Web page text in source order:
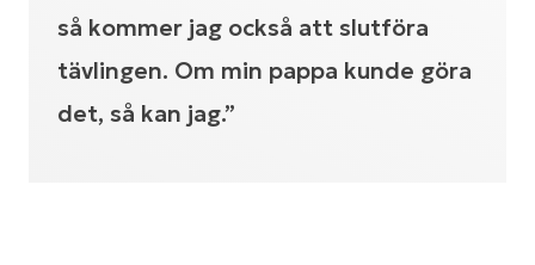
så kommer jag också att slutföra
tävlingen. Om min pappa kunde göra
det, så kan jag.”